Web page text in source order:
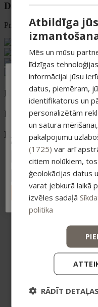
Darba laiks
Pr. – Pt. 08:00 – 16:30
Kategorijas
Luokat
Kategorier
Sejas ādai
Attīrītāji un
Serumi
Sejas krēmi
Acu zonai
Lūpām
Ķermenim un matiem
Skrubji
Losjoni un
Roku krēmi
Ķermeņa
Matu kopšana
Serumi
Atbildīga
Mēs un mūsu
līdzīgas
informācijai jūsu
datus, piemēram,
identifikatorus un
personalizētām
un satura
pakalpojumu
(1725) var arī
citiem nolūkiem,
ģeolokācijas datus
varat jebkurā laikā
izvēles sadaļā
politika
RĀDĪT DETAĻAS
TAVAM PIRMAJAM
PIRKUMAM
-15% ATLAIDE!
Pieraksties jaunumiem un saņem
atlaidi savam pirmajam pasūtījumam.
Atlaide summējas ar esošajiem piedāvājumiem
pirkumiem virs 25 €
ABONĒT